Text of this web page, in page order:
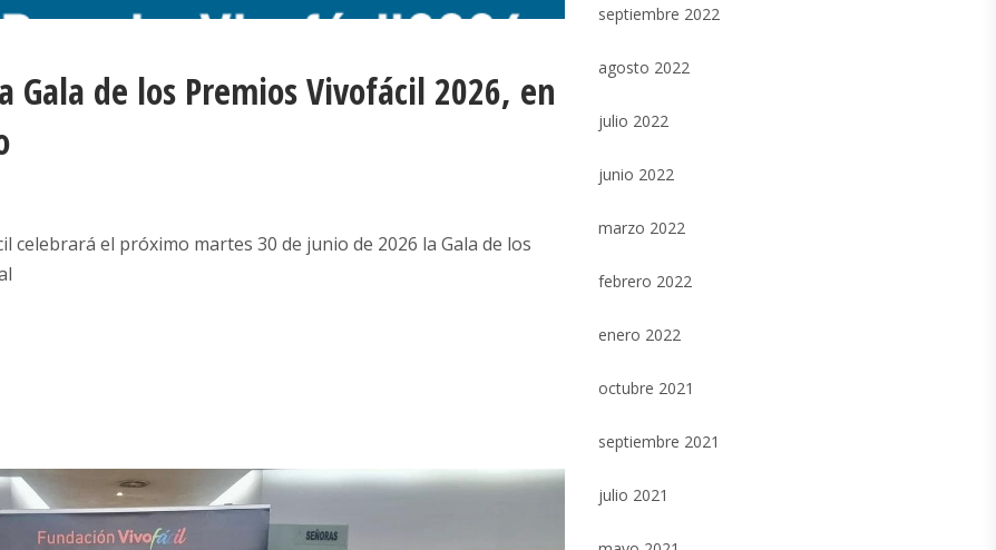
Gala de los Premios Vivofácil 2026, en
el próximo martes 30 de junio de 2026 la Gala de los
septiembre 2022
agosto 2022
julio 2022
junio 2022
marzo 2022
febrero 2022
enero 2022
octubre 2021
septiembre 2021
julio 2021